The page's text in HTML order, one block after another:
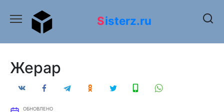
содержанию
Sisterz.ru
Жерар
ОБНОВЛЕНО